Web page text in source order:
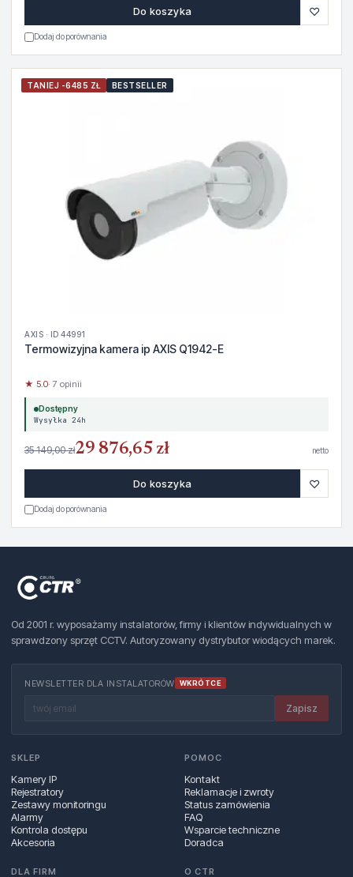
Do koszyka ♡
Dodaj do porównania
TANIEJ -6485 ZŁ BESTSELLER
AXIS · ID 44991
Termowizyjna kamera ip AXIS Q1942-E
★ 5.0· 7 opinii
Dostępny
Wysyłka 24h
35 149,00 zł29 876,65 zł netto
Do koszyka ♡
Dodaj do porównania
Od 2001 r. wyposażamy instalatorów, firmy i klientów indywidualnych w
sprawdzony sprzęt CCTV. Autoryzowany dystrybutor wiodących marek.
NEWSLETTER DLA INSTALATORÓW WKRÓTCE
Zapisz
SKLEP
Kamery IP
Rejestratory
Zestawy monitoringu
Alarmy
Kontrola dostępu
Akcesoria
POMOC
Kontakt
Reklamacje i zwroty
Status zamówienia
FAQ
Wsparcie techniczne
Doradca
DLA FIRM O CTR